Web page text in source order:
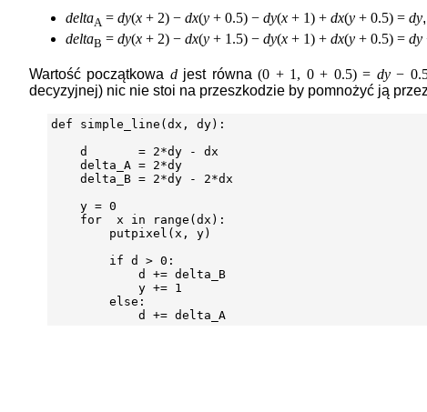
deltaA = dy(x + 2) − dx(y + 0.5) − dy(x + 1) + dx(y + 0.5) = dy,
deltaB = dy(x + 2) − dx(y + 1.5) − dy(x + 1) + dx(y + 0.5) = dy
Wartość początkowa djest równa(0 + 1, 0 + 0.5) = dy−
decyzyjnej) nic nie stoi na przeszkodzie by pomnożyć ją
def simple_line(dx, dy):
    d       = 2*dy - dx
    delta_A = 2*dy
    delta_B = 2*dy - 2*dx
    y = 0
    for  x in range(dx):
        putpixel(x, y)
        if d > 0:
            d += delta_B
            y += 1
        else: